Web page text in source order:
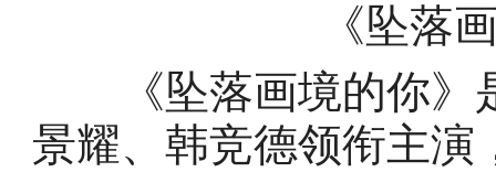
《坠落
《坠落画境的你》
景耀、韩竞德领衔主演